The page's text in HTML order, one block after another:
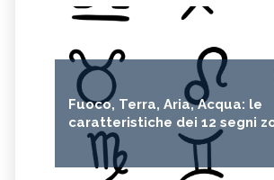
Fuoco, Terra, Aria, Acqua: le
caratteristiche dei 12 segni